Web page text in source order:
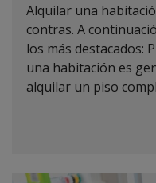
Alquilar una
contras. A
los más destacados:
una habitación es
alquilar un piso